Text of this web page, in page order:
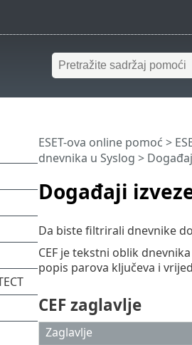
Događaji
ESET-ova online pomoć >
dnevnika u Syslog >
Da biste filtrirali dnevnike
CEF je tekstni oblik
popis parova ključeva i
CEF zaglavlje
Zaglavlje